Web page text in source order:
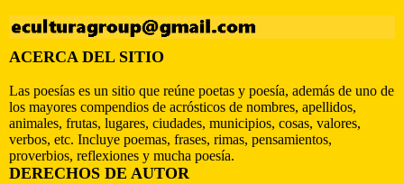
ACERCA DEL SITIO
Las poesías es un sitio que reúne poetas y poesía, además de uno de
los mayores compendios de acrósticos de nombres, apellidos,
animales, frutas, lugares, ciudades, municipios, cosas, valores,
verbos, etc. Incluye poemas, frases, rimas, pensamientos,
proverbios, reflexiones y mucha poesía.
DERECHOS DE AUTOR